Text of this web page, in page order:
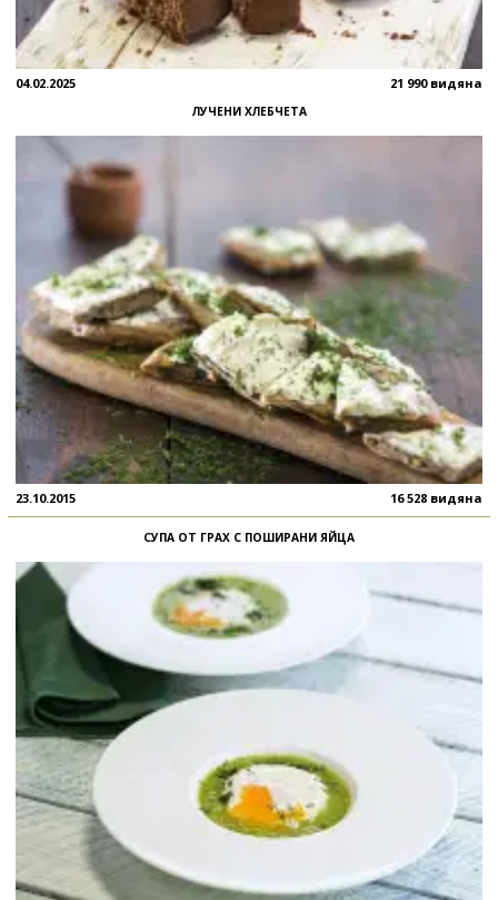
04.02.2025 21 990 видяна
ЛУЧЕНИ ХЛЕБЧЕТА
23.10.2015 16 528 видяна
СУПА ОТ ГРАХ С ПОШИРАНИ ЯЙЦА